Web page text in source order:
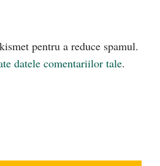
pentru a reduce spamul.
datele comentariilor tale.